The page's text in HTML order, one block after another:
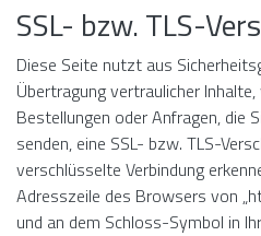
SSL- bzw. TLS-
Diese Seite nutzt aus
Übertragung vertraulicher
Bestellungen oder Anfragen, die
senden, eine SSL- bzw. TLS-
verschlüsselte Verbindung
Adresszeile des Browsers von
und an dem Schloss-Symbol in